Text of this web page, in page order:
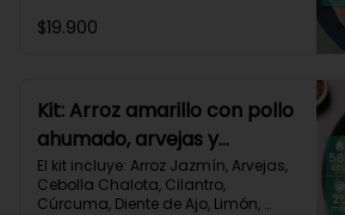
Pechuga de Pollo (foto 160g/p),
650 kcal	| Carbohidratos 52g |
Grasas 32g | Proteínas 41g
$19.900
Kit: Arroz amarillo con pollo
ahumado, arvejas y
cilantro-131
El kit incluye: Arroz Jazmín, Arvejas,
Cebolla Chalota, Cilantro,
Cúrcuma, Diente de Ajo, Limón,